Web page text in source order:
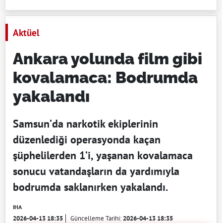
Aktüel
Ankara yolunda film gibi
kovalamaca: Bodrumda
yakalandı
Samsun’da narkotik ekiplerinin
düzenlediği operasyonda kaçan
şüphelilerden 1’i, yaşanan kovalamaca
sonucu vatandaşların da yardımıyla
bodrumda saklanırken yakalandı.
IHA
2026-04-13 18:35 Güncelleme Tarihi:2026-04-13 18:35